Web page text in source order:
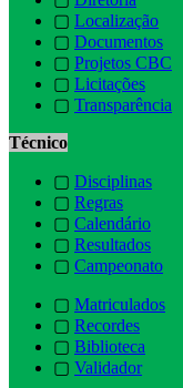
▢ Localização
▢ Documentos
▢ Projetos CBC
▢ Licitações
▢ Transparência
Técnico
▢ Disciplinas
▢ Regras
▢ Calendário
▢ Resultados
▢ Campeonato
▢ Matriculados
▢ Recordes
▢ Biblioteca
▢ Validador